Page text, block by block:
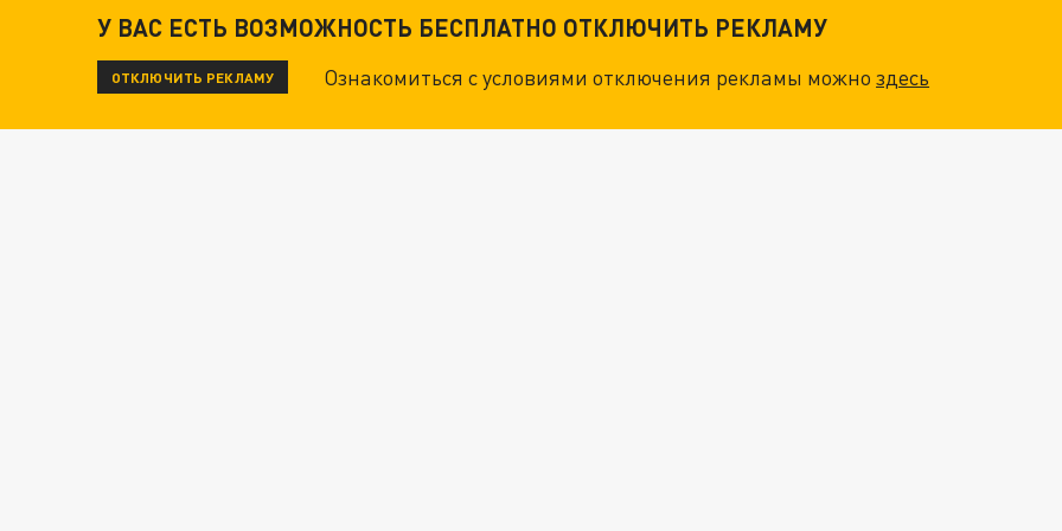
У ВАС ЕСТЬ ВОЗМОЖНОСТЬ БЕСПЛАТНО ОТКЛЮЧИТЬ РЕКЛАМУ
ОТКЛЮЧИТЬ РЕКЛАМУ Ознакомиться с условиями отключения рекламы можноздесь